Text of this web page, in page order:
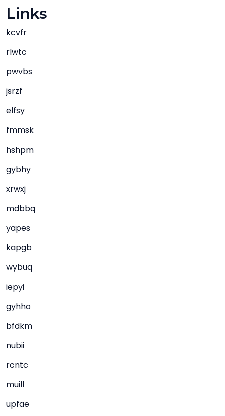
Links
kcvfr
rlwtc
pwvbs
jsrzf
elfsy
fmmsk
hshpm
gybhy
xrwxj
mdbbq
yapes
kapgb
wybuq
iepyi
gyhho
bfdkm
nubii
rcntc
muill
upfae